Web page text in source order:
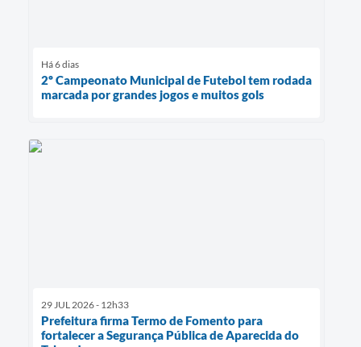
Há 6 dias
2º Campeonato Municipal de Futebol tem rodada
marcada por grandes jogos e muitos gols
29 JUL 2026 - 12h33
Prefeitura firma Termo de Fomento para
fortalecer a Segurança Pública de Aparecida do